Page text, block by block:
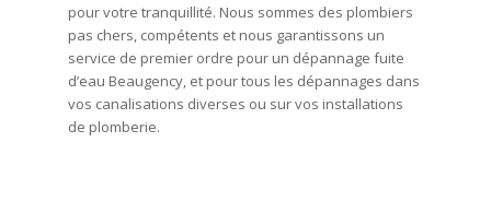
pour votre tranquillité. Nous sommes des plombiers
pas chers, compétents et nous garantissons un
service de premier ordre pour un dépannage fuite
d’eau Beaugency, et pour tous les dépannages dans
vos canalisations diverses ou sur vos installations
de plomberie.